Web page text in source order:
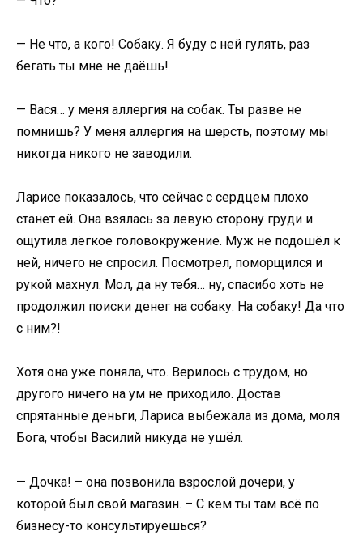
— Не что, а кого! Собаку. Я буду с ней гулять, раз
бегать ты мне не даёшь!
— Вася… у меня аллергия на собак. Ты разве не
помнишь? У меня аллергия на шерсть, поэтому мы
никогда никого не заводили.
Ларисе показалось, что сейчас с сердцем плохо
станет ей. Она взялась за левую сторону груди и
ощутила лёгкое головокружение. Муж не подошёл к
ней, ничего не спросил. Посмотрел, поморщился и
рукой махнул. Мол, да ну тебя… ну, спасибо хоть не
продолжил поиски денег на собаку. На собаку! Да что
с ним?!
Хотя она уже поняла, что. Верилось с трудом, но
другого ничего на ум не приходило. Достав
спрятанные деньги, Лариса выбежала из дома, моля
Бога, чтобы Василий никуда не ушёл.
— Дочка! – она позвонила взрослой дочери, у
которой был свой магазин. – С кем ты там всё по
бизнесу-то консультируешься?